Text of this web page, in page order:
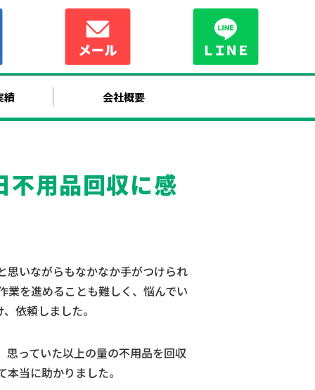
績 会社概要
不用品回収に感
思いながらもなかなか手がつけられ
業を進めることも難しく、悩んでい
依頼しました。
っていた以上の量の不用品を回収
当に助かりました。